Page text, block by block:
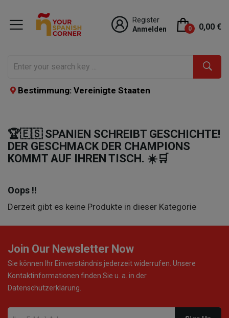
Register
Anmelden
0 0,00 €
Bestimmung: Vereinigte Staaten
🏆🇪🇸 SPANIEN SCHREIBT GESCHICHTE!
DER GESCHMACK DER CHAMPIONS
KOMMT AUF IHREN TISCH. ☀️🛒
Oops !!
Derzeit gibt es keine Produkte in dieser Kategorie
Join Our Newsletter Now
Sie können Ihr Einverständnis jederzeit widerrufen. Unsere
Kontaktinformationen finden Sie u. a. in der
Datenschutzerklärung.